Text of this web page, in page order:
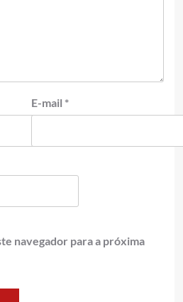
E-mail *
navegador para a próxima